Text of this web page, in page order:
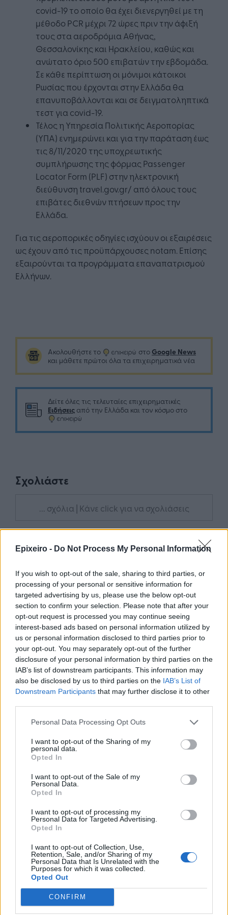
Epixeiro - Do Not Process My Personal Information
If you wish to opt-out of the sale, sharing to third parties, or
processing of your personal or sensitive information for
targeted advertising by us, please use the below opt-out
section to confirm your selection. Please note that after your
opt-out request is processed you may continue seeing
interest-based ads based on personal information utilized by
us or personal information disclosed to third parties prior to
your opt-out. You may separately opt-out of the further
disclosure of your personal information by third parties on the
IAB’s list of downstream participants. This information may
also be disclosed by us to third parties on the IAB’s List of
Downstream Participants that may further disclose it to other
Personal Data Processing Opt Outs
I want to opt-out of the Sharing of my
personal data.
Opted In
I want to opt-out of the Sale of my
Personal Data.
Opted In
I want to opt-out of processing my
Personal Data for Targeted Advertising.
Opted In
I want to opt-out of Collection, Use,
Retention, Sale, and/or Sharing of my
Personal Data that Is Unrelated with the
Purposes for which it was collected.
Opted Out
CONFIRM
covid-19 το οποίο θα έχει διενεργηθεί με τη
μέθοδο PCR μέχρι 72 ώρες πριν την άφιξή
τους στα αεροδρόμια Αθήνας,
Θεσσαλονίκης και Ηρακλείου, καθώς και
ανώτατο όριο 500 επιβατών την εβδομάδα.
Σε κάθε περίπτωση οι μόνιμοι κάτοικοι
Ρωσίας που έρχονται στην Ελλάδα θα
επανυποβάλλονται και σε δειγματοληπτικά
τεστ για covid-19.
Τέλος η Υπηρεσία Πολιτικής Αεροπορίας
(ΥΠΑ) ενημερώνει και για την παράταση έως
τις 8/11/2020 της υποχρεωτικής
συμπλήρωσης της φόρμας Passenger
Locator Form (PLF) στην ηλεκτρονική
διεύθυνση travel.gov.gr/ από όλους τους
επιβάτες διεθνών πτήσεων προς την
Ελλάδα.
Για τις αεροπορικές οδηγίες ισχύουν οι εξαιρέσεις
ως έχουν από τις προϋπάρχουσες notam. Επίσης
εξαιρούνται τα προγράμματα επαναπατρισμού
Ελλήνων.
Ακολουθήστε το στο Google News
και μάθετε πρώτοι όλα τα επιχειρηματικά νέα
Δείτε όλες τις τελευταίες επιχειρηματικές
Ειδήσεις από την Ελλάδα και τον κόσμο στο
Σχολιάστε
... σχόλια | Κάνε click για να σχολιάσεις
Πώς διαμορφώνεται το
Advertorial
Περισσότερα από το
Ταχιάος: Ξεκινούν από απόψε τα